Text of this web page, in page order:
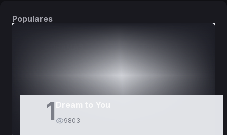
Populares
1 Dream to You
9803